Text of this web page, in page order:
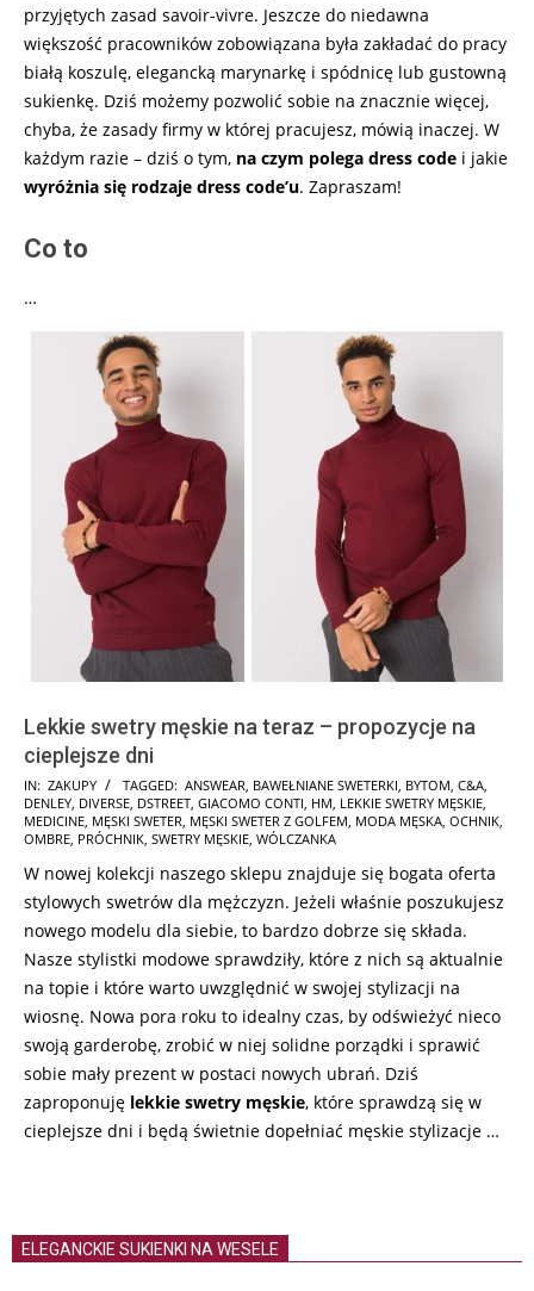
przyjętych zasad savoir-vivre. Jeszcze do niedawna
większość pracowników zobowiązana była zakładać do pracy
białą koszulę, elegancką marynarkę i spódnicę lub gustowną
sukienkę. Dziś możemy pozwolić sobie na znacznie więcej,
chyba, że zasady firmy w której pracujesz, mówią inaczej. W
każdym razie – dziś o tym, na czym polega dress code i jakie
wyróżnia się rodzaje dress code’u. Zapraszam!
Co to
…
Lekkie swetry męskie na teraz – propozycje na
cieplejsze dni
2025-
01-
15
IN: ZAKUPY TAGGED: ANSWEAR, BAWEŁNIANE SWETERKI, BYTOM, C&A,
DENLEY, DIVERSE, DSTREET, GIACOMO CONTI, HM, LEKKIE SWETRY MĘSKIE,
MEDICINE, MĘSKI SWETER, MĘSKI SWETER Z GOLFEM, MODA MĘSKA, OCHNIK,
OMBRE, PRÓCHNIK, SWETRY MĘSKIE, WÓLCZANKA
W nowej kolekcji naszego sklepu znajduje się bogata oferta
stylowych swetrów dla mężczyzn. Jeżeli właśnie poszukujesz
nowego modelu dla siebie, to bardzo dobrze się składa.
Nasze stylistki modowe sprawdziły, które z nich są aktualnie
na topie i które warto uwzględnić w swojej stylizacji na
wiosnę. Nowa pora roku to idealny czas, by odświeżyć nieco
swoją garderobę, zrobić w niej solidne porządki i sprawić
sobie mały prezent w postaci nowych ubrań. Dziś
zaproponuję lekkie swetry męskie, które sprawdzą się w
cieplejsze dni i będą świetnie dopełniać męskie stylizacje …
ELEGANCKIE SUKIENKI NA WESELE